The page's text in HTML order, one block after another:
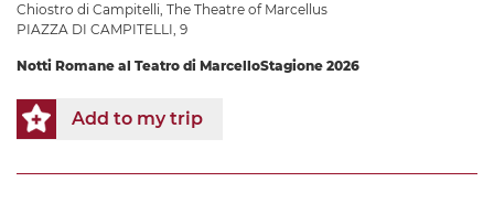
Chiostro di Campitelli, The Theatre of Marcellus
PIAZZA DI CAMPITELLI, 9
Notti Romane al Teatro di MarcelloStagione 2026
Add to my trip